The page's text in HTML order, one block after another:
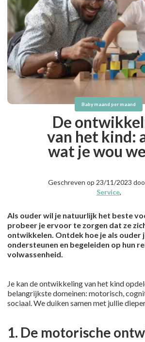
Baby maand per maand
De
van het kind:
wat je wou
Geschreven op 23/11/2023
Service,
Als ouder wil je natuurlijk het beste
probeer je ervoor te zorgen dat ze
ontwikkelen. Ontdek hoe je als ouder
ondersteunen en begeleiden op hun
volwassenheid.
Je kan de ontwikkeling van het kind
belangrijkste domeinen: motorisch,
sociaal. We duiken samen met jullie
1. De motorische